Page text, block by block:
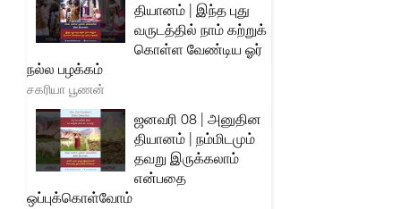
தியானம் | இந்த புது
வருடத்தில் நாம் கற்றுக்
கொள்ள வேண்டிய ஓர்
நல்ல பழக்கம்
சகரியா பூணன்
ஜனவரி 08 | அனுதின
தியானம் | நம்மிடமும்
தவறு இருக்கலாம்
என்பதை
ஒப்புக்கொள்வோம்